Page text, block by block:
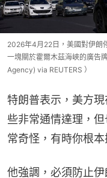
2026年4月22日，美國對伊朗
一塊關於霍爾木茲海峽的廣告
Agency) via REUTERS ）
特朗普表示，美方
些非常通情達理，
常奇怪，有時你根
他強調，必須防止